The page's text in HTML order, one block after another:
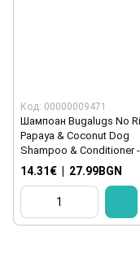
Код: 00000009471
Шампоан Bugalugs No
Papaya & Coconut Dog
Shampoo & Conditioner
мл
14.31€ 27.99BGN